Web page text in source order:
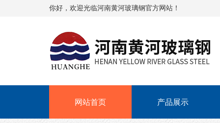
你好，欢迎光临河南黄河玻璃钢官方网站！
网站首页 产品展示